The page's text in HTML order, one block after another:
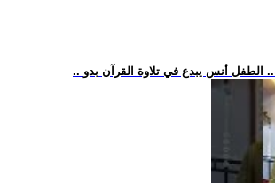
الطفل أنس يبدع في تلاوة القرآن بدو